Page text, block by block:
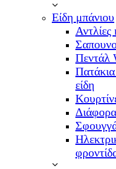
Είδη μπάνιου
Πεντάλ
είδη